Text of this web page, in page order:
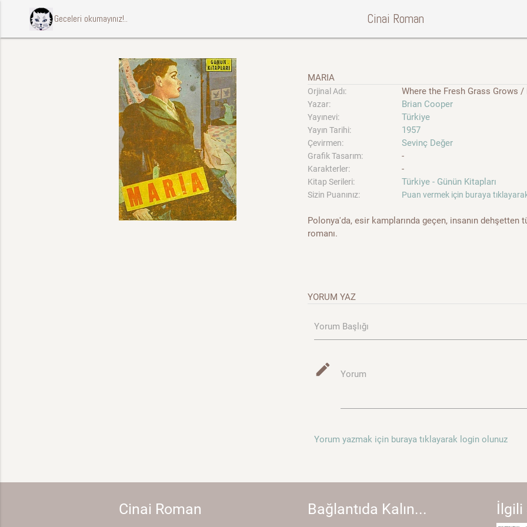
ccccci Geceleri okumayınız!.. Cinai Roman
MARIA
Orjinal Adı: Where the Fresh Grass Grows /
Yazar: Brian Cooper
Yayınevi: Türkiye
Yayın Tarihi: 1957
Çevirmen: Sevinç Değer
Grafik Tasarım: -
Karakterler: -
Kitap Serileri: Türkiye - Günün Kitapları
Sizin Puanınız: Puan vermek için buraya
Polonya'da, esir kamplarında geçen, insanın
romanı.
YORUM YAZ
Yorum Başlığı
mode_edit Yorum
Yorum yazmak için buraya tıklayarak login olunuz
Cinai Roman Bağlantıda Kalın... İlgili